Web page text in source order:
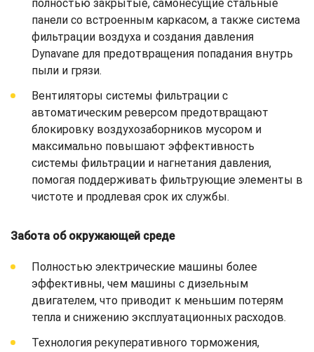
полностью закрытые, самонесущие стальные
панели со встроенным каркасом, а также система
фильтрации воздуха и создания давления
Dynavane для предотвращения попадания внутрь
пыли и грязи.
Вентиляторы системы фильтрации с
автоматическим реверсом предотвращают
блокировку воздухозаборников мусором и
максимально повышают эффективность
системы фильтрации и нагнетания давления,
помогая поддерживать фильтрующие элементы в
чистоте и продлевая срок их службы.
Забота об окружающей среде
Полностью электрические машины более
эффективны, чем машины с дизельным
двигателем, что приводит к меньшим потерям
тепла и снижению эксплуатационных расходов.
Технология рекуперативного торможения,